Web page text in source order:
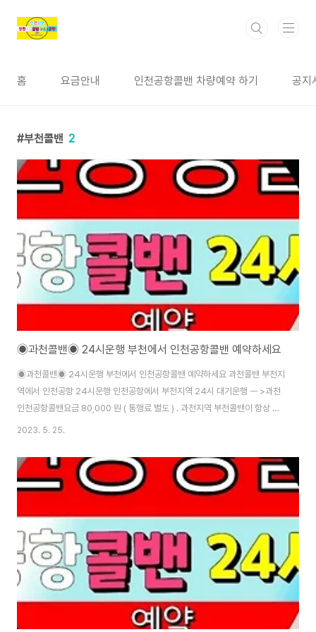
홈 요금안내 인천공항콜밴 차량예약 하기 공지
부천콜밴 2
◉과천콜밴◉ 24시운행 부천에서 인천공항콜밴 예약하세요
◉과천콜밴◉ 24시운행 부천에서 인천공항콜밴 예약하세요 과천콜밴 부천지
역에서 인천공항 24시운행 인천공항에서 부천지역 24시 대기운행 ㅡ >과천
인천공항콜밴요금 80,000 원 ( 통행료 별도 ) . 과천지역 부천콜밴이 항상 고
객님을 대기합니다(언제든지 상시예역 가능 합니다) 과천콜밴으로 알아서 척
량물류 이동도 가능합니다. 과천콜밴은 인천공항 샌딩 픽업 전문 지방장거리운
행전문으로 모든콜밴의 업무를 이용할수있는 처리 가능한 업체로써 자부 합니
다. 인천공항콜밴은 인천공항에서 고객님목적지까지 픽업 피켓팅 가능 전문 업
에 대기 합니다. 과천 평촌 안양 콜밴은 고객만..
2023. 5. 25.